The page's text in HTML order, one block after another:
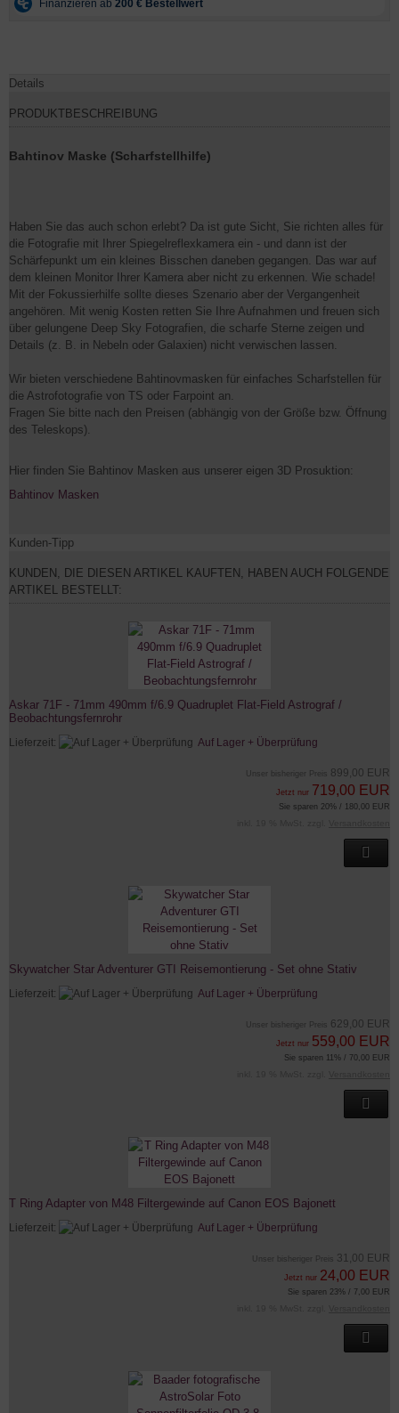
Details
PRODUKTBESCHREIBUNG
Bahtinov Maske (Scharfstellhilfe)
Haben Sie das auch schon erlebt? Da ist gute Sicht, Sie richten alles für
die Fotografie mit Ihrer Spiegelreflexkamera ein - und dann ist der
Schärfepunkt um ein kleines Bisschen daneben gegangen. Das war auf
dem kleinen Monitor Ihrer Kamera aber nicht zu erkennen. Wie schade!
Mit der Fokussierhilfe sollte dieses Szenario aber der Vergangenheit
angehören. Mit wenig Kosten retten Sie Ihre Aufnahmen und freuen sich
über gelungene Deep Sky Fotografien, die scharfe Sterne zeigen und
Details (z. B. in Nebeln oder Galaxien) nicht verwischen lassen.
Wir bieten verschiedene Bahtinovmasken für einfaches Scharfstellen für
die Astrofotografie von TS oder Farpoint an.
Fragen Sie bitte nach den Preisen (abhängig von der Größe bzw. Öffnung
des Teleskops).
Hier finden Sie Bahtinov Masken aus unserer eigen 3D Prosuktion:
Bahtinov Masken
Kunden-Tipp
KUNDEN, DIE DIESEN ARTIKEL KAUFTEN, HABEN AUCH FOLGENDE
ARTIKEL BESTELLT:
Askar 71F - 71mm 490mm f/6.9 Quadruplet Flat-Field Astrograf /
Beobachtungsfernrohr
Lieferzeit: Auf Lager + Überprüfung
Unser bisheriger Preis 899,00 EUR
Jetzt nur 719,00 EUR
Sie sparen 20% / 180,00 EUR
Skywatcher Star Adventurer GTI Reisemontierung - Set ohne Stativ
Lieferzeit: Auf Lager + Überprüfung
Unser bisheriger Preis 629,00 EUR
Jetzt nur 559,00 EUR
Sie sparen 11% / 70,00 EUR
T Ring Adapter von M48 Filtergewinde auf Canon EOS Bajonett
Lieferzeit: Auf Lager + Überprüfung
Unser bisheriger Preis 31,00 EUR
Jetzt nur 24,00 EUR
Sie sparen 23% / 7,00 EUR